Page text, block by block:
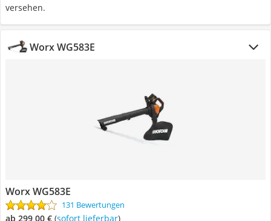
versehen.
Worx WG583E
Worx WG583E
131 Bewertungen
ab 299,00 € ( Sofort lieferbar)